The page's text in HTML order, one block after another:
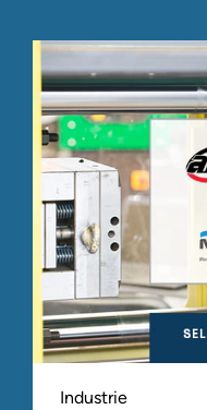
Industrie